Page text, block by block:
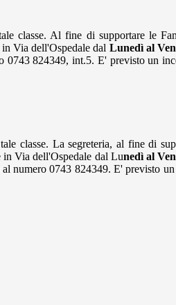
classe. Al fine di supportare le
Via dell'Ospedale dal Lunedì al
0743 824349, int.5. E' previsto un
classe. La segreteria, al fine di
in Via dell'Ospedale dal Lunedì al
numero 0743 824349. E' previsto